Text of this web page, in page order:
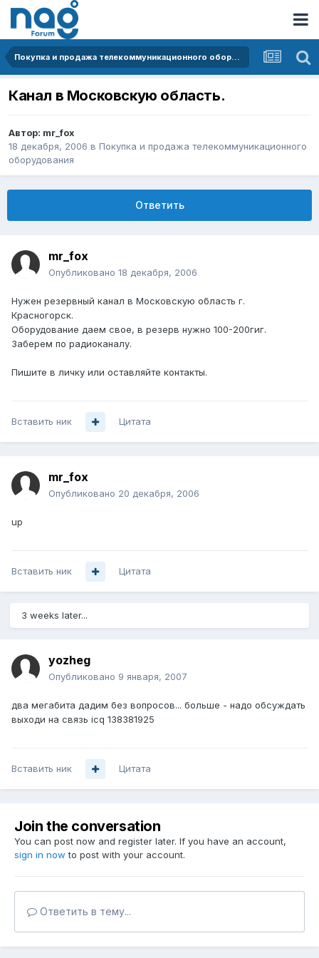
Покупка и продажа телекоммуникационного оборудования
Канал в Московскую область.
Автор: mr_fox
18 декабря, 2006 в Покупка и продажа телекоммуникационного
оборудования
Ответить
mr_fox
Опубликовано 18 декабря, 2006
Нужен резервный канал в Московскую область г.
Красногорск.
Оборудование даем свое, в резерв нужно 100-200гиг.
Заберем по радиоканалу.
Пишите в личку или оставляйте контакты.
Вставить ник Цитата
mr_fox
Опубликовано 20 декабря, 2006
up
Вставить ник Цитата
3 weeks later...
yozheg
Опубликовано 9 января, 2007
два мегабита дадим без вопросов... больше - надо обсуждать
выходи на связь icq 138381925
Вставить ник Цитата
Join the conversation
You can post now and register later. If you have an account,
sign in now to post with your account.
Ответить в тему...